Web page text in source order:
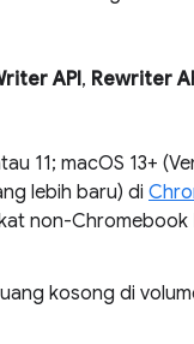
API, Rewriter
11; macOS 13+
lebih baru) di
non-
kosong di